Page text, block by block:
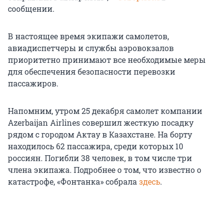
сообщении.
В настоящее время экипажи самолетов,
авиадиспетчеры и службы аэровокзалов
приоритетно принимают все необходимые меры
для обеспечения безопасности перевозки
пассажиров.
Напомним, утром 25 декабря самолет компании
Azerbaijan Airlines совершил жесткую посадку
рядом с городом Актау в Казахстане. На борту
находилось 62 пассажира, среди которых 10
россиян. Погибли 38 человек, в том числе три
члена экипажа. Подробнее о том, что известно о
катастрофе, «Фонтанка» собрала здесь.